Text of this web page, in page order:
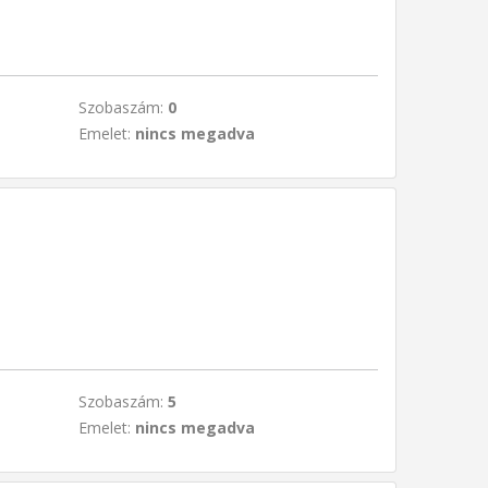
Szobaszám: 0
Emelet: nincs megadva
Szobaszám: 5
Emelet: nincs megadva